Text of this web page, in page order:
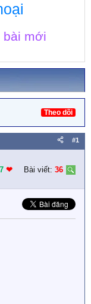
bài mới
Theo dõi
#1
❤︎ Bài viết: 36